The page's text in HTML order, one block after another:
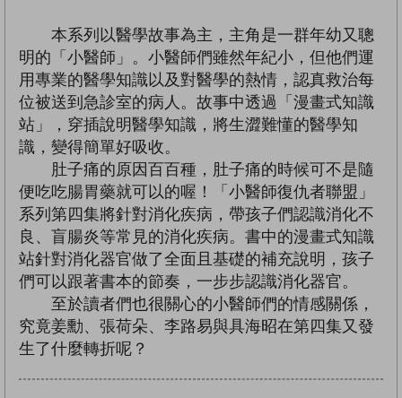
本系列以醫學故事為主，主角是一群年幼又聰
明的「小醫師」。小醫師們雖然年紀小，但他們運
用專業的醫學知識以及對醫學的熱情，認真救治每
位被送到急診室的病人。故事中透過「漫畫式知識
站」，穿插說明醫學知識，將生澀難懂的醫學知
識，變得簡單好吸收。
肚子痛的原因百百種，肚子痛的時候可不是隨
便吃吃腸胃藥就可以的喔！「小醫師復仇者聯盟」
系列第四集將針對消化疾病，帶孩子們認識消化不
良、盲腸炎等常見的消化疾病。書中的漫畫式知識
站針對消化器官做了全面且基礎的補充說明，孩子
們可以跟著書本的節奏，一步步認識消化器官。
至於讀者們也很關心的小醫師們的情感關係，
究竟姜勳、張荷朵、李路易與具海昭在第四集又發
生了什麼轉折呢？